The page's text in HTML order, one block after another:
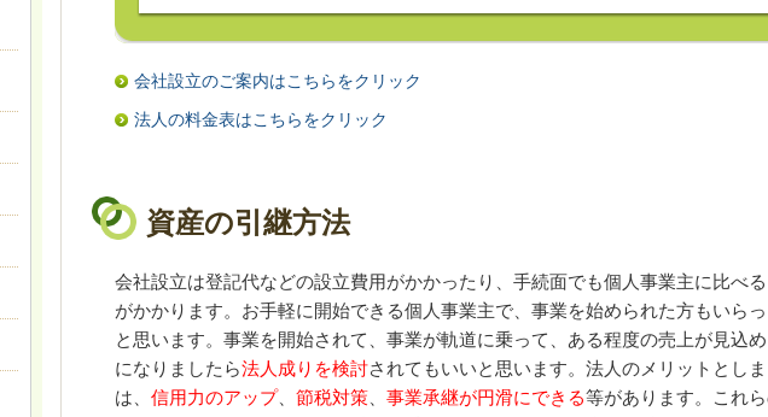
会社設立のご案内はこちらをクリック
法人の料金表はこちらをクリック
資産の引継方法
会社設立は登記代などの設立費用がかかったり、手続面でも個人事業主に比べ
がかかります。お手軽に開始できる個人事業主で、事業を始められた方もいら
と思います。事業を開始されて、事業が軌道に乗って、ある程度の売上が見込め
になりましたら法人成りを検討されてもいいと思います。法人のメリットとし
は、 信用力のアップ、 節税対策 事業承継が円滑にできる等があります。これら